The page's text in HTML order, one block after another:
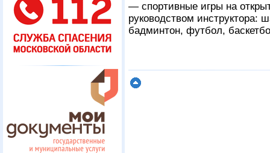
— спортивные игры на
руководством
бадминтон, футбол,